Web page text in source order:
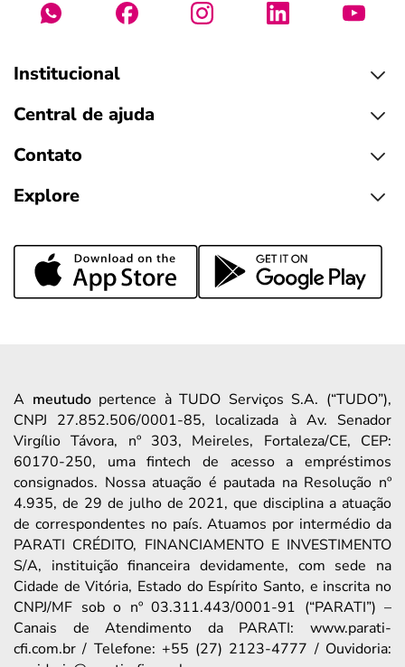
Institucional
Central de ajuda
Contato
Explore
A meutudopertence à TUDO Serviços S.A. (“TUDO”),
CNPJ 27.852.506/0001-85, localizada à Av. Senador
Virgílio Távora, nº 303, Meireles, Fortaleza/CE, CEP:
60170-250, uma fintech de acesso a empréstimos
consignados. Nossa atuação é pautada na Resolução nº
4.935, de 29 de julho de 2021, que disciplina a atuação
de correspondentes no país. Atuamos por intermédio da
PARATI CRÉDITO, FINANCIAMENTO E INVESTIMENTO
S/A, instituição financeira devidamente, com sede na
Cidade de Vitória, Estado do Espírito Santo, e inscrita no
CNPJ/MF sob o nº 03.311.443/0001-91 (“PARATI”) –
Canais de Atendimento da PARATI: www.parati-
cfi.com.br / Telefone: +55 (27) 2123-4777 / Ouvidoria: